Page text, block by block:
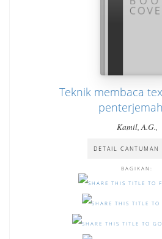
Teknik membaca
Kamil, A.G.,
DETAIL CANTUMAN
BAGIKAN: